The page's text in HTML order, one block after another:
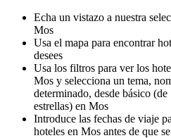
Echa un vistazo a nuestra
Mos
Usa el mapa para encontrar
desees
Usa los filtros para ver los
Mos y selecciona un tema,
determinado, desde básico
estrellas) en Mos
Introduce las fechas de viaje
hoteles en Mos antes de que